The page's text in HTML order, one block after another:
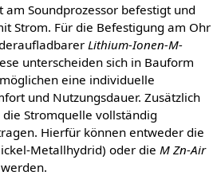
Soundprozessor befestigt und
Strom. Für die Befestigung am Ohr
Lithium-Ionen-M-
unterscheiden sich in Bauform
eine individuelle
und Nutzungsdauer. Zusätzlich
Stromquelle vollständig
Hierfür können entweder die
Metallhydrid) oder die M Zn-Air